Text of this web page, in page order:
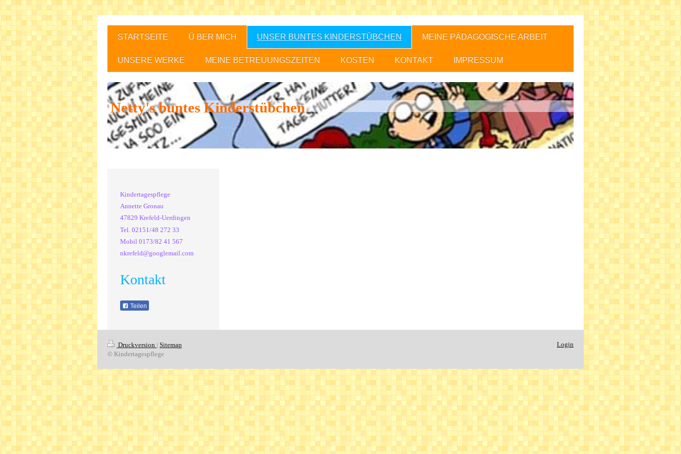
STARTSEITE Ü BER MICH UNSER BUNTES KINDERSTÜBCHEN MEINE PÄDAGOGISCHE ARBEIT
UNSERE WERKE MEINE BETREUUNGSZEITEN KOSTEN KONTAKT IMPRESSUM
Netty's buntes Kinderstübchen
Kindertagespflege
Annette Gronau
47829 Krefeld-Uerdingen
Tel. 02151/48 272 33
Mobil 0173/82 41 567
nkrefeld@googlemail.com
Kontakt
Teilen
Druckversion | Sitemap
© Kindertagespflege
Login